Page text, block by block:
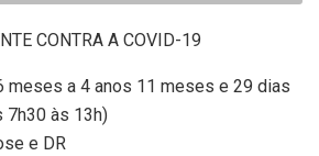
CONTRA A COVID-19
meses a 4 anos 11 meses e 29 dias
7h30 às 13h)
e DR